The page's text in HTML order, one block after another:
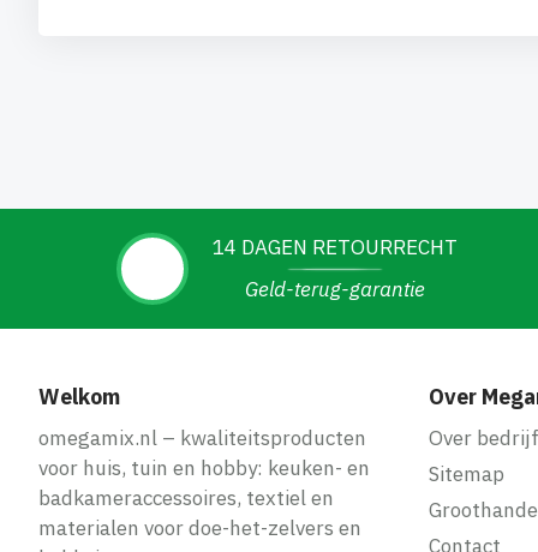
14 DAGEN RETOURRECHT
Geld-terug-garantie
Welkom
omegamix.nl – kwaliteitsproducten
voor huis, tuin en hobby: keuken- en
badkameraccessoires, textiel en
materialen voor doe-het-zelvers en
Over
Over bedrijf
Sitemap
Contact